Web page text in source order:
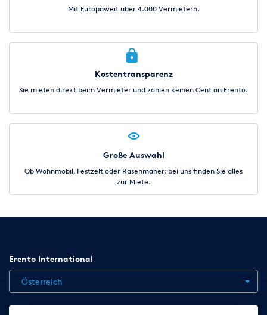
Mit Europaweit über 4.000 Vermietern.
Kostentransparenz
Sie mieten direkt beim Vermieter und zahlen keinen Cent an Erento.
Große Auswahl
Ob Wohnmobil, Festzelt oder Rasenmäher: bei uns finden Sie alles
zur Miete.
Erento International
Österreich